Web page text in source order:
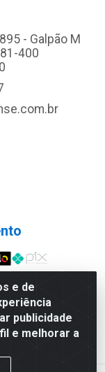
e de
publicidade
e melhorar a
- Galpão M
400